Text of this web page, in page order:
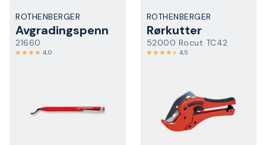
ROTHENBERGER
Avgradingspenn
21660
4,0
ROTHENBERGER
Rørkutter
52000 Rocut TC42
4,5